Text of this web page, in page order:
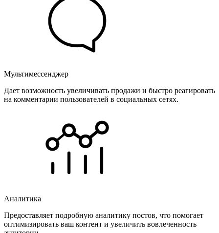
Мультимессенджер
Дает возможность увеличивать продажи и быстро реагировать
на комментарии пользователей в социальных сетях.
Аналитика
Предоставляет подробную аналитику постов, что помогает
оптимизировать ваш контент и увеличить вовлеченность